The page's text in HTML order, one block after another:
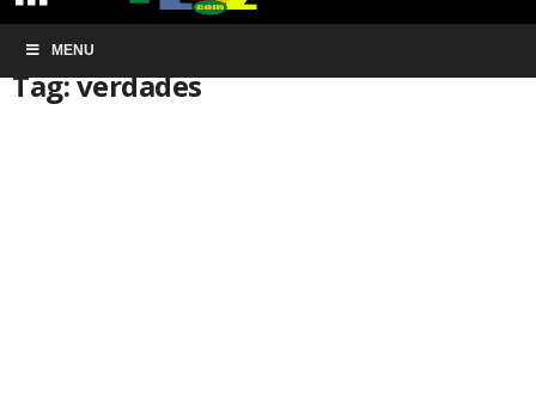
MENU
Início Tags
Tag: verdades